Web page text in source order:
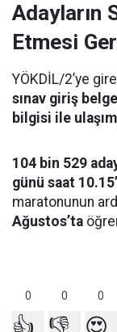
Adayların
Etmesi
YÖKDİL/2’ye
sınav giriş
bilgisi ile
104 bin 529
günü saat
maratonunun
Ağustos’ta
0 0 0